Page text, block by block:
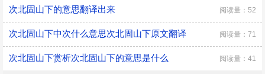
次北固山下的意思翻译出来 阅读量：52
次北固山下中次什么意思次北固山下原文翻译 阅读量：71
次北固山下赏析次北固山下的意思是什么 阅读量：41